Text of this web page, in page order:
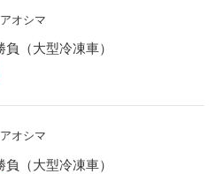
アオシマ
（大型冷凍車）
アオシマ
（大型冷凍車）